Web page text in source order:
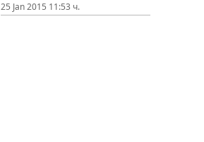
25 Jan 2015 11:53 ч.